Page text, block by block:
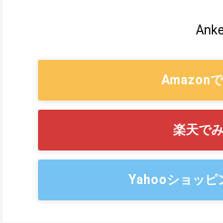
Amazon
楽天で
Yahooショッピ